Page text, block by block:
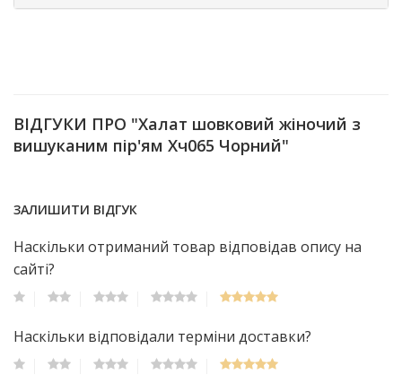
ВІДГУКИ ПРО "Халат шовковий жіночий з
вишуканим пір'ям Хч065 Чорний"
ЗАЛИШИТИ ВІДГУК
Наскільки отриманий товар відповідав опису на
сайті?
Наскільки відповідали терміни доставки?